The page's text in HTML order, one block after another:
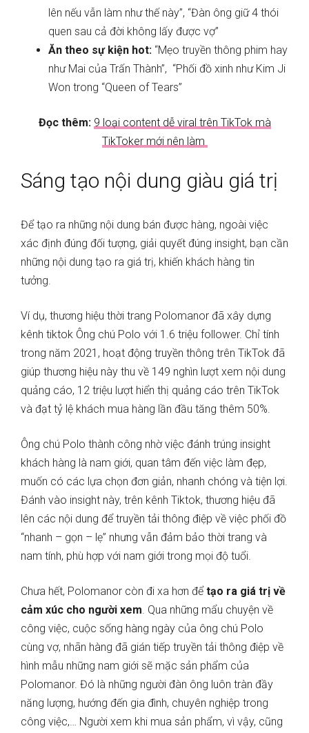
lên nếu vẫn làm như thế này”, “Đàn ông giữ 4 thói
quen sau cả đời không lấy được vợ”
Ăn theo sự kiện hot: “Mẹo truyền thông phim hay
như Mai của Trấn Thành”, “Phối đồ xinh như Kim Ji
Won trong “Queen of Tears”
Đọc thêm: 9 loại content dễ viral trên TikTok mà
TikToker mới nên làm
Sáng tạo nội dung giàu giá trị
Để tạo ra những nội dung bán được hàng, ngoài việc
xác định đúng đối tượng, giải quyết đúng insight, bạn cần
những nội dung tạo ra giá trị, khiến khách hàng tin
tưởng.
Ví dụ, thương hiệu thời trang Polomanor đã xây dựng
kênh tiktok Ông chú Polo với 1.6 triệu follower. Chỉ tính
trong năm 2021, hoạt động truyền thông trên TikTok đã
giúp thương hiệu này thu về 149 nghìn lượt xem nội dung
quảng cáo, 12 triệu lượt hiển thị quảng cáo trên TikTok
và đạt tỷ lệ khách mua hàng lần đầu tăng thêm 50%.
Ông chú Polo thành công nhờ việc đánh trúng insight
khách hàng là nam giới, quan tâm đến việc làm đẹp,
muốn có các lựa chọn đơn giản, nhanh chóng và tiện lợi.
Đánh vào insight này, trên kênh Tiktok, thương hiệu đã
lên các nội dung để truyền tải thông điệp về việc phối đồ
“nhanh – gọn – lẹ” nhưng vẫn đảm bảo thời trang và
nam tính, phù hợp với nam giới trong mọi độ tuổi.
Chưa hết, Polomanor còn đi xa hơn đểtạo ra giá trị về
cảm xúc cho người xem. Qua những mẩu chuyện về
công việc, cuộc sống hàng ngày của ông chú Polo
cùng vợ, nhãn hàng đã gián tiếp truyền tải thông điệp về
hình mẫu những nam giới sẽ mặc sản phẩm của
Polomanor. Đó là những người đàn ông luôn tràn đầy
năng lượng, hướng đến gia đình, chuyên nghiệp trong
công việc,… Người xem khi mua sản phẩm, vì vậy, cũng